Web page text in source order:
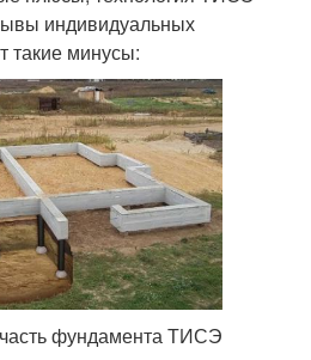
индивидуальных
такие минусы:
фундамента ТИСЭ